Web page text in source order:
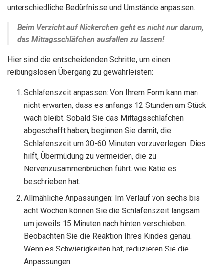
unterschiedliche Bedürfnisse und Umstände anpassen.
Beim Verzicht auf Nickerchen geht es nicht nur darum,
das Mittagsschläfchen ausfallen zu lassen!
Hier sind die entscheidenden Schritte, um einen
reibungslosen Übergang zu gewährleisten:
Schlafenszeit anpassen: Von Ihrem Form kann man
nicht erwarten, dass es anfangs 12 Stunden am Stück
wach bleibt. Sobald Sie das Mittagsschläfchen
abgeschafft haben, beginnen Sie damit, die
Schlafenszeit um 30-60 Minuten vorzuverlegen. Dies
hilft, Übermüdung zu vermeiden, die zu
Nervenzusammenbrüchen führt, wie Katie es
beschrieben hat.
Allmähliche Anpassungen: Im Verlauf von sechs bis
acht Wochen können Sie die Schlafenszeit langsam
um jeweils 15 Minuten nach hinten verschieben.
Beobachten Sie die Reaktion Ihres Kindes genau.
Wenn es Schwierigkeiten hat, reduzieren Sie die
Anpassungen.